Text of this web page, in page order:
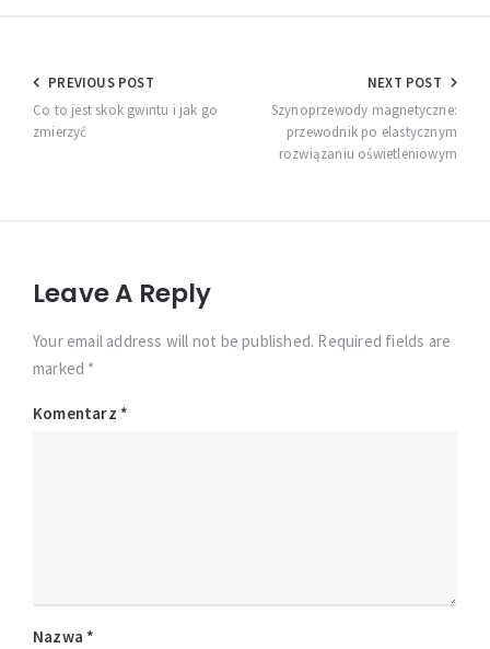
Nawigacja
wpisu
PREVIOUS POST
Co to jest skok gwintu i jak go
zmierzyć
NEXT POST
Szynoprzewody magnetyczne:
przewodnik po elastycznym
rozwiązaniu oświetleniowym
Leave A Reply
Your email address will not be published. Required fields are
marked *
Komentarz *
Nazwa *